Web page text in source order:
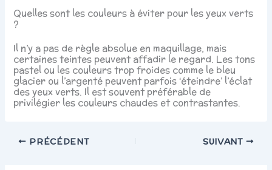
Quelles sont les couleurs à éviter pour les yeux verts
?
Il n’y a pas de règle absolue en maquillage, mais
certaines teintes peuvent affadir le regard. Les tons
pastel ou les couleurs trop froides comme le bleu
glacier ou l’argenté peuvent parfois ‘éteindre’ l’éclat
des yeux verts. Il est souvent préférable de
privilégier les couleurs chaudes et contrastantes.
PRÉCÉDENT SUIVANT